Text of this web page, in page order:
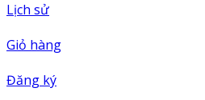
Lịch sử
Giỏ hàng
Đăng ký